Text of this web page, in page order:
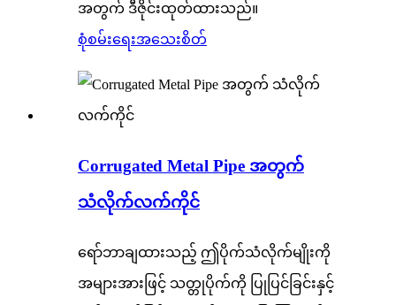
အတွက် ဒီဇိုင်းထုတ်ထားသည်။
စုံစမ်းရေးအသေးစိတ်
Corrugated Metal Pipe အတွက်
သံလိုက်လက်ကိုင်
ရော်ဘာချထားသည့် ဤပိုက်သံလိုက်မျိုးကို
အများအားဖြင့် သတ္တုပိုက်ကို ပြုပြင်ခြင်းနှင့်